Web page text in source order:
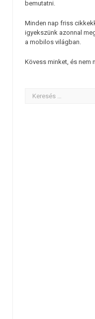
bemutatni.
Minden nap friss
igyekszünk azonnal
a mobilos világban.
Kövess minket, és nem